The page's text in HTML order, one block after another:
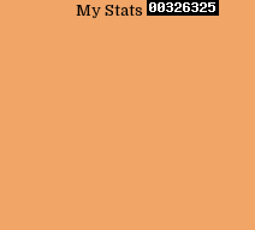
My Stats